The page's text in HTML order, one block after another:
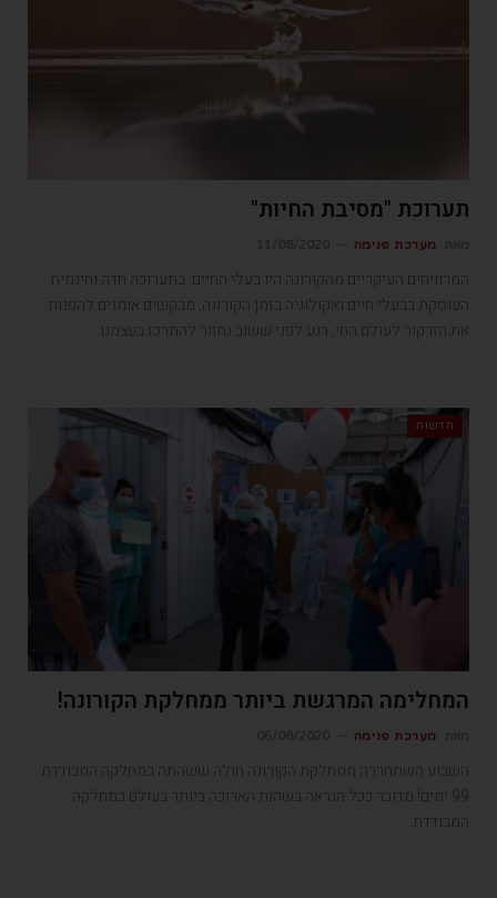
תערוכת "מסיבת החיות"
מערכת פנימה
המרוויחים העיקריים מהקורונה היו בעלי החיים. בתערוכה חדה וחינמית
העוסקת בבעלי חיים ואקולוגיה בזמן הקורונה, מבקשים אומנים להפנות
את הזרקור לעולם החי, רגע לפני ששוב נחזור להתרכז בעצמנו.
חדשות
המחלימה המרגשת ביותר ממחלקת הקורונה!
מערכת פנימה
השבוע השתחררה ממחלקת הקורונה חולה ששהתה במחלקה המבודדת
99 ימים! מדובר ככל הנראה בשהות הארוכה ביותר בעולם במחלקה
המבודדת.